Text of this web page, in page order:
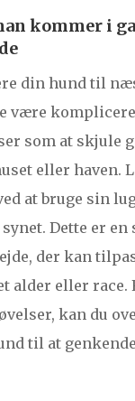
kommer i
din hund til
være
som at skjule
eller haven.
at bruge sin
Dette er
der kan
alder eller race.
kan du
til at